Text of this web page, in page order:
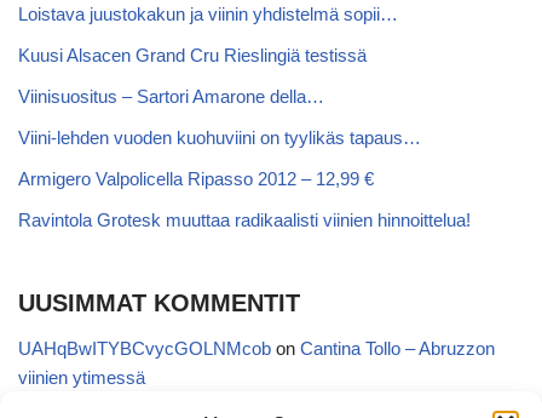
Loistava juustokakun ja viinin yhdistelmä sopii…
Kuusi Alsacen Grand Cru Rieslingiä testissä
Viinisuositus – Sartori Amarone della…
Viini-lehden vuoden kuohuviini on tyylikäs tapaus…
Armigero Valpolicella Ripasso 2012 – 12,99 €
Ravintola Grotesk muuttaa radikaalisti viinien hinnoittelua!
UUSIMMAT KOMMENTIT
UAHqBwITYBCvycGOLNMcob on Cantina Tollo – Abruzzon
viinien ytimessä